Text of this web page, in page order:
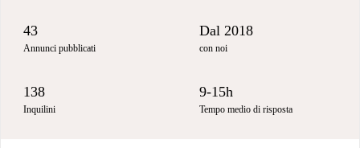
43
Annunci pubblicati
Dal 2018
con noi
138
Inquilini
9-15h
Tempo medio di risposta